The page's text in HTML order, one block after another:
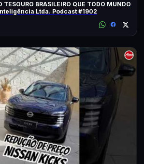
TESOURO BRASILEIRO QUE TODO MUNDO
Ltda. Podcast #1902